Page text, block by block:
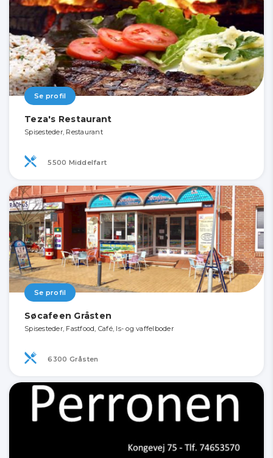
Se profil
Teza's Restaurant
Spisesteder, Restaurant
5500 Middelfart
Se profil
Søcafeen Gråsten
Spisesteder, Fastfood, Café, Is- og vaffelboder
6300 Gråsten